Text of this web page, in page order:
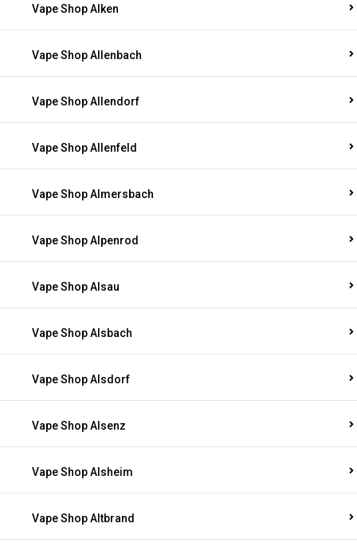
Vape Shop Alken
Vape Shop Allenbach
Vape Shop Allendorf
Vape Shop Allenfeld
Vape Shop Almersbach
Vape Shop Alpenrod
Vape Shop Alsau
Vape Shop Alsbach
Vape Shop Alsdorf
Vape Shop Alsenz
Vape Shop Alsheim
Vape Shop Altbrand